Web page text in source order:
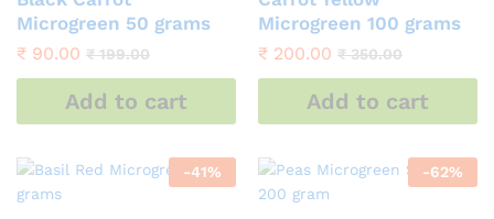
Microgreen 50 grams
₹ 90.00 ₹199.00
Add to cart
Microgreen 100 grams
₹ 200.00 ₹350.00
Add to cart
-41% -62%